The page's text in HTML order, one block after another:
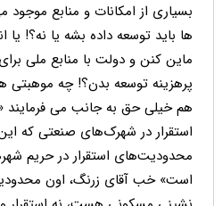
بسیاری از امکانات و منابع موجود
ها باید توسعه داده بشه یا نه؟! یا
ماین کنن و دولت با منابع ملی
پرهزینه توسعه بدن؟! چه
هم خیلی حق به جانب می فرمایند
استقرار در شهرک‌های صنعتی که
محدودیت‌های استقرار در حریم
است» خب آقای زرنگ، اون